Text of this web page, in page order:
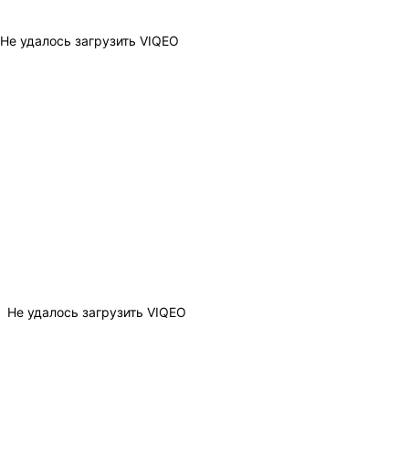
Не удалось загрузить VIQEO
Не удалось загрузить VIQEO